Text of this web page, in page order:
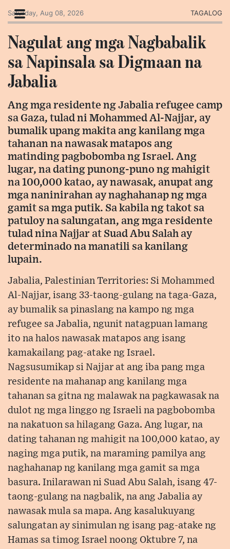
Saturday, Aug 08, 2026 TAGALOG
Nagulat ang mga Nagbabalik
sa Napinsala sa Digmaan na
Jabalia
Ang mga residente ng Jabalia refugee camp
sa Gaza, tulad ni Mohammed Al-Najjar, ay
bumalik upang makita ang kanilang mga
tahanan na nawasak matapos ang
matinding pagbobomba ng Israel. Ang
lugar, na dating punong-puno ng mahigit
na 100,000 katao, ay nawasak, anupat ang
mga naninirahan ay naghahanap ng mga
gamit sa mga putik. Sa kabila ng takot sa
patuloy na salungatan, ang mga residente
tulad nina Najjar at Suad Abu Salah ay
determinado na manatili sa kanilang
lupain.
Jabalia, Palestinian Territories: Si Mohammed
Al-Najjar, isang 33-taong-gulang na taga-Gaza,
ay bumalik sa pinaslang na kampo ng mga
refugee sa Jabalia, ngunit natagpuan lamang
ito na halos nawasak matapos ang isang
kamakailang pag-atake ng Israel.
Nagsusumikap si Najjar at ang iba pang mga
residente na mahanap ang kanilang mga
tahanan sa gitna ng malawak na pagkawasak na
dulot ng mga linggo ng Israeli na pagbobomba
na nakatuon sa hilagang Gaza. Ang lugar, na
dating tahanan ng mahigit na 100,000 katao, ay
naging mga putik, na maraming pamilya ang
naghahanap ng kanilang mga gamit sa mga
basura. Inilarawan ni Suad Abu Salah, isang 47-
taong-gulang na nagbalik, na ang Jabalia ay
nawasak mula sa mapa. Ang kasalukuyang
salungatan ay sinimulan ng isang pag-atake ng
Hamas sa timog Israel noong Oktubre 7, na